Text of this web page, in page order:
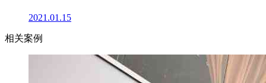
2021.01.15
相关案例